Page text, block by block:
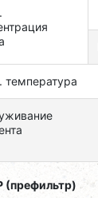
температура
(префильтр)